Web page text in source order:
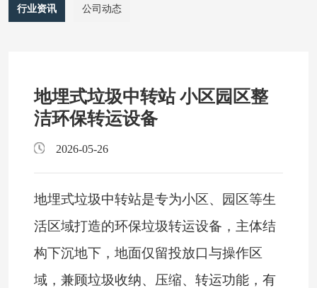
行业资讯 公司动态
地埋式垃圾中转站 小区园区整
洁环保转运设备
2026-05-26
地埋式垃圾中转站是专为小区、园区等生
活区域打造的环保垃圾转运设备，主体结
构下沉地下，地面仅留投放口与操作区
域，兼顾垃圾收纳、压缩、转运功能，有